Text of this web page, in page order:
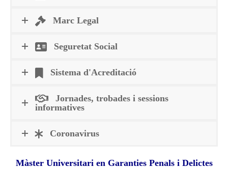
Marc Legal
Seguretat Social
Sistema d'Acreditació
Jornades, trobades i sessions
informatives
Coronavirus
Màster Universitari en Garanties Penals i Delictes